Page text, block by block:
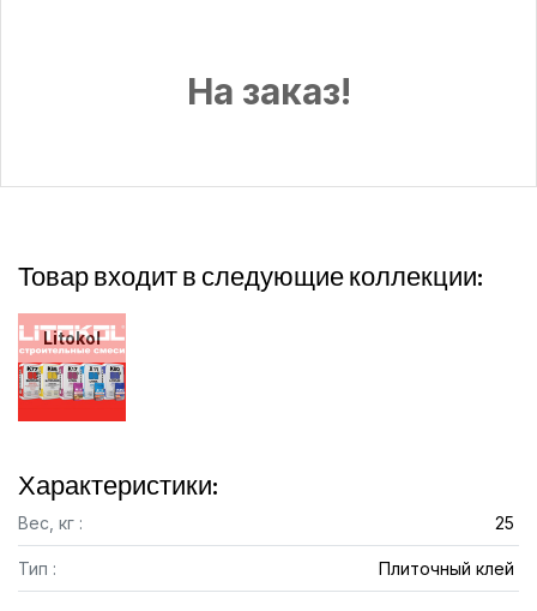
На заказ!
Товар входит в следующие коллекции:
Litokol
Характеристики:
Вес, кг : 25
Тип : Плиточный клей